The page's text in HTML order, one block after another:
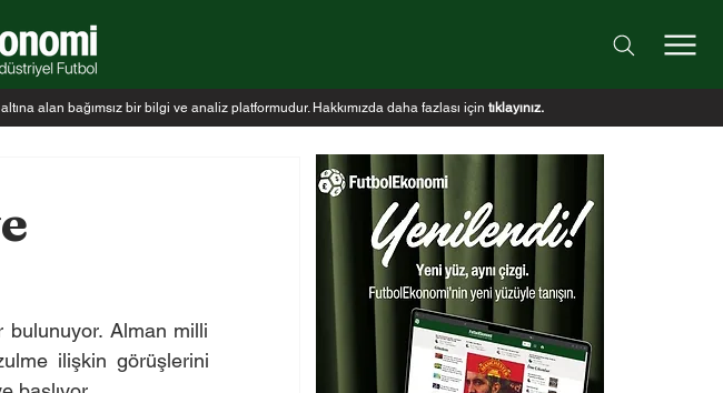
alan bağımsız bir bilgi ve analiz platformudur. Hakkımızda daha fazlası için tıklayınız.
Alman milli
ilişkin görüşlerini